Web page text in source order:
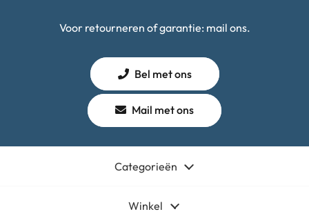
Voor retourneren of garantie: mail ons.
Bel met ons
Mail met ons
Categorieën
Winkel